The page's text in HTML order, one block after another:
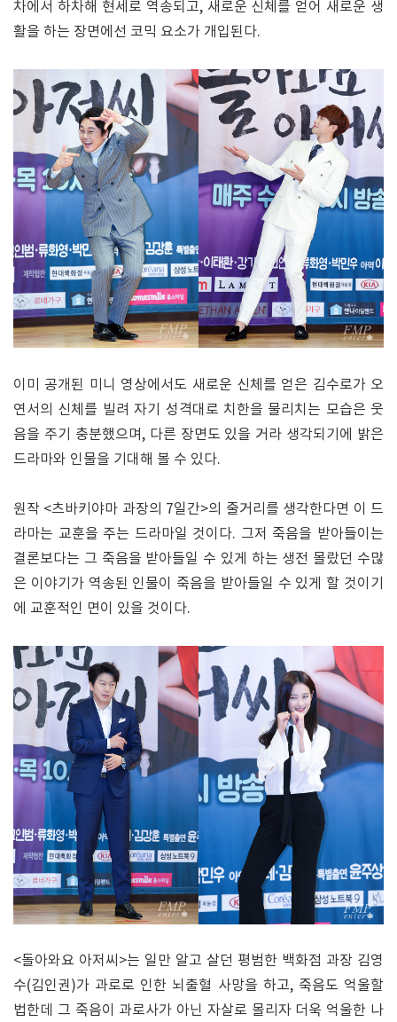
차에서 하차해 현세로 역송되고, 새로운 신체를 얻어 새로운 생
활을 하는 장면에선 코믹 요소가 개입된다.
이미 공개된 미니 영상에서도 새로운 신체를 얻은 김수로가 오
연서의 신체를 빌려 자기 성격대로 치한을 물리치는 모습은 웃
음을 주기 충분했으며, 다른 장면도 있을 거라 생각되기에 밝은
드라마와 인물을 기대해 볼 수 있다.
원작 <츠바키야마 과장의 7일간>의 줄거리를 생각한다면 이 드
라마는 교훈을 주는 드라마일 것이다. 그저 죽음을 받아들이는
결론보다는 그 죽음을 받아들일 수 있게 하는 생전 몰랐던 수많
은 이야기가 역송된 인물이 죽음을 받아들일 수 있게 할 것이기
에 교훈적인 면이 있을 것이다.
<돌아와요 아저씨>는 일만 알고 살던 평범한 백화점 과장 김영
수(김인권)가 과로로 인한 뇌출혈 사망을 하고, 죽음도 억울할
법한데 그 죽음이 과로사가 아닌 자살로 몰리자 더욱 억울한 나